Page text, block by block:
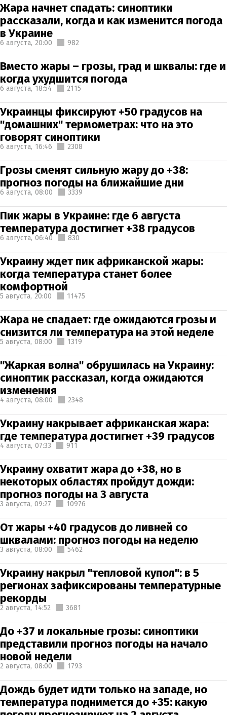
Жара начнет спадать: синоптики
рассказали, когда и как изменится погода
в Украине
6 августа, 20:00 982
Вместо жары – грозы, град и шквалы: где и
когда ухудшится погода
6 августа, 18:54 2115
Украинцы фиксируют +50 градусов на
"домашних" термометрах: что на это
говорят синоптики
6 августа, 16:46 2308
Грозы сменят сильную жару до +38:
прогноз погоды на ближайшие дни
6 августа, 08:00 3339
Пик жары в Украине: где 6 августа
температура достигнет +38 градусов
6 августа, 06:40 830
Украину ждет пик африканской жары:
когда температура станет более
комфортной
5 августа, 20:00 11475
Жара не спадает: где ожидаются грозы и
снизится ли температура на этой неделе
5 августа, 08:00 1319
"Жаркая волна" обрушилась на Украину:
синоптик рассказал, когда ожидаются
изменения
4 августа, 08:00 2348
Украину накрывает африканская жара:
где температура достигнет +39 градусов
4 августа, 07:33 911
Украину охватит жара до +38, но в
некоторых областях пройдут дожди:
прогноз погоды на 3 августа
3 августа, 09:27 10976
От жары +40 градусов до ливней со
шквалами: прогноз погоды на неделю
3 августа, 08:00 5462
Украину накрыл "тепловой купол": в 5
регионах зафиксированы температурные
рекорды
2 августа, 14:52 3681
До +37 и локальные грозы: синоптики
представили прогноз погоды на начало
новой недели
2 августа, 08:00 1793
Дождь будет идти только на западе, но
температура поднимется до +35: какую